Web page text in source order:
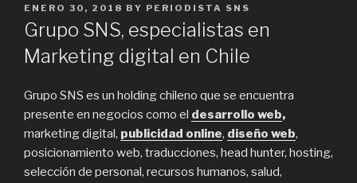
POSTED
ON
ENERO 30, 2018 BY PERIODISTA SNS
Grupo SNS, especialistas en
Marketing digital en Chile
Grupo SNS es un holding chileno que se encuentra
presente en negocios como el desarrollo web,
marketing digital, publicidad online, diseño web,
posicionamiento web, traducciones, head hunter, hosting,
selección de personal, recursos humanos, salud,